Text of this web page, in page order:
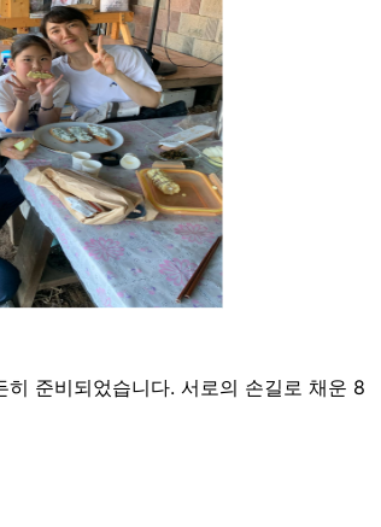
준비되었습니다. 서로의 손길로 채운 8